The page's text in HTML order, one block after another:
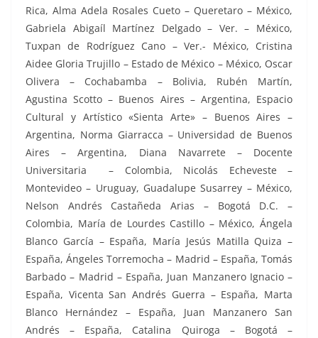
Rica, Alma Adela Rosales Cueto – Queretaro – México,
Gabriela Abigaíl Martínez Delgado – Ver. – México,
Tuxpan de Rodríguez Cano – Ver.- México, Cristina
Aidee Gloria Trujillo – Estado de México – México, Oscar
Olivera – Cochabamba – Bolivia, Rubén Martín,
Agustina Scotto – Buenos Aires – Argentina, Espacio
Cultural y Artístico «Sienta Arte» – Buenos Aires –
Argentina, Norma Giarracca – Universidad de Buenos
Aires – Argentina, Diana Navarrete – Docente
Universitaria – Colombia, Nicolás Echeveste –
Montevideo – Uruguay, Guadalupe Susarrey – México,
Nelson Andrés Castañeda Arias – Bogotá D.C. –
Colombia, María de Lourdes Castillo – México, Ángela
Blanco García – España, María Jesús Matilla Quiza –
España, Ángeles Torremocha – Madrid – España, Tomás
Barbado – Madrid – España, Juan Manzanero Ignacio –
España, Vicenta San Andrés Guerra – España, Marta
Blanco Hernández – España, Juan Manzanero San
Andrés – España, Catalina Quiroga – Bogotá –